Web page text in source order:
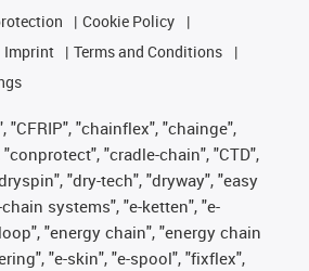
Cookie Policy
Imprint
Terms and Conditions
"CFRIP", "chainflex", "chainge",
"cradle-chain", "CTD",
"dry-tech", "dryway", "easy
systems", "e-ketten", "e-
"energy chain", "energy chain
"e-skin", "e-spool", "fixflex",